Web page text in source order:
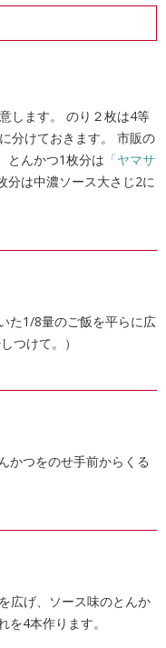
します。 のり２枚は4等
分けておきます。 市販の
とんかつ1枚分は 「ヤマサ
分は中濃ソース大さじ2に
た1/8量のご飯を平らに広
つけて。）
かつをのせ手前からくる
広げ、ソース味のとんか
4本作ります。